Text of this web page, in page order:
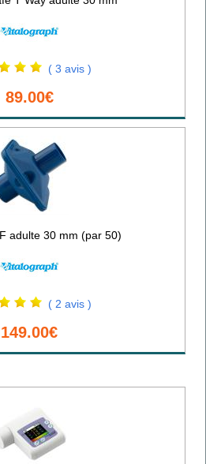
( 3 avis )
89.00€
adulte 30 mm (par 50)
( 2 avis )
149.00€